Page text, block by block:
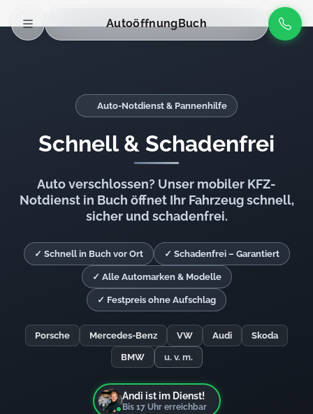
AutoöffnungBuch
Auto-Notdienst & Pannenhilfe
Schnell & Schadenfrei
Auto verschlossen? Unser mobiler KFZ-
Notdienst in Buch öffnet Ihr Fahrzeug schnell,
sicher und schadenfrei.
✓ Schnell in Buch vor Ort ✓ Schadenfrei – Garantiert
✓ Alle Automarken & Modelle
✓ Festpreis ohne Aufschlag
Porsche Mercedes-Benz VW Audi Skoda
BMW u. v. m.
Andi ist im Dienst!
Bis 17Uhr erreichbar